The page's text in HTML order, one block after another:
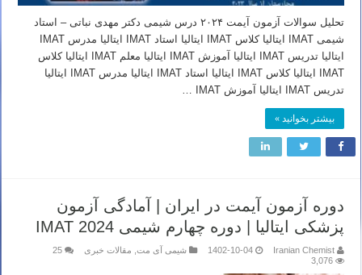
تحلیل سوالات آزمون آیمت ۲۰۲۴ درس شیمی دکتر مهدی نباتی – استاد
شیمی IMAT ایتالیا کلاس IMAT ایتالیا استاد IMAT ایتالیا مدرس IMAT
ایتالیا تدریس IMAT ایتالیا آموزش IMAT ایتالیا معلم IMAT ایتالیا کلاس
IMAT ایتالیا کلاس IMAT ایتالیا استاد IMAT ایتالیا مدرس IMAT ایتالیا
تدریس IMAT ایتالیا آموزش IMAT …
بیشتر بخوانید »
دوره آزمون آیمت در ایران | آمادگی آزمون
پزشکی ایتالیا | دوره چهارم شیمی IMAT 2024
Iranian Chemist
1402-10-04 شیمی آی مت, مقالات خبری
25
3,076